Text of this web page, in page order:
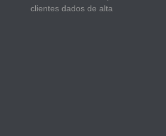
clientes dados de alta